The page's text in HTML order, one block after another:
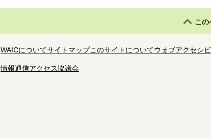
この
WAICについてサイトマップこのサイトについてウェブアクセシ
情報通信アクセス協議会